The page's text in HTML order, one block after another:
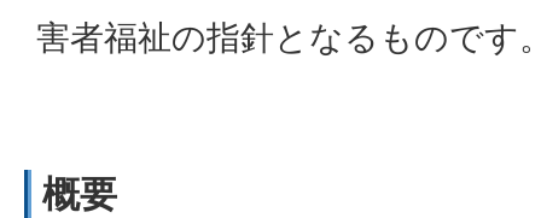
害者福祉の指針となるものです
概要